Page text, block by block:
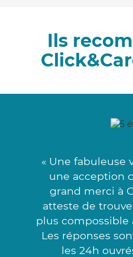
Ils
« Une fabuleuse
une acception
grand merci à
atteste de
plus compossible
Les réponses
les 24h